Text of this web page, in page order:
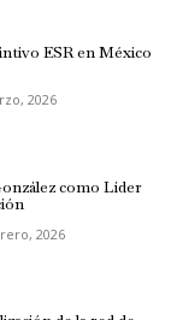
ESR en México
2026
como Líder
2026